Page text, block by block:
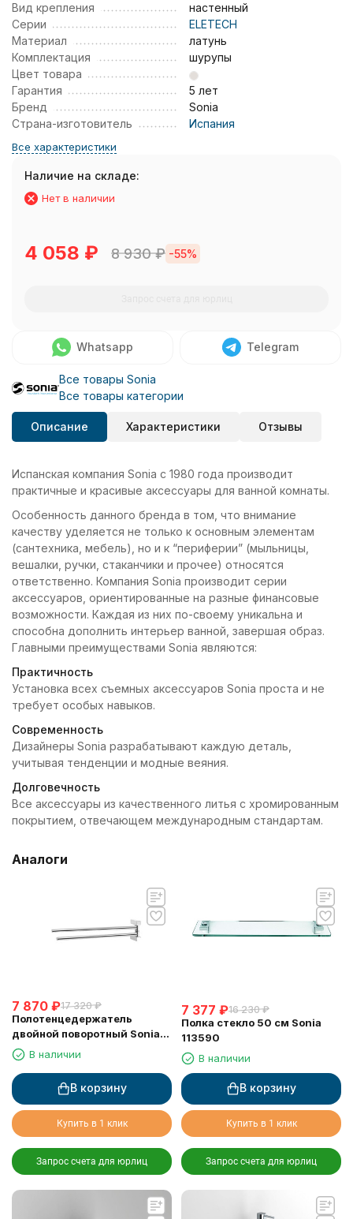
Вид крепления
настенный
Серии
ELETECH
Материал
латунь
Комплектация
шурупы
Цвет товара
Гарантия
5 лет
Бренд
Sonia
Страна-изготовитель
Испания
Все характеристики
Наличие на складе:
Нет в наличии
4 058 ₽ 8 930₽ -55%
Whatsapp Telegram
Все товары Sonia
Все товары категории
Описание Характеристики Отзывы
Испанская компания Sonia с 1980 года производит
практичные и красивые аксессуары для ванной комнаты.
Особенность данного бренда в том, что внимание
качеству уделяется не только к основным элементам
(сантехника, мебель), но и к “периферии” (мыльницы,
вешалки, ручки, стаканчики и прочее) относятся
ответственно. Компания Sonia производит серии
аксессуаров, ориентированные на разные финансовые
возможности. Каждая из них по-своему уникальна и
способна дополнить интерьер ванной, завершая образ.
Главными преимуществами Sonia являются:
Практичность
Установка всех съемных аксессуаров Sonia проста и не
требует особых навыков.
Современность
Дизайнеры Sonia разрабатывают каждую деталь,
учитывая тенденции и модные веяния.
Долговечность
Все аксессуары из качественного литья с хромированным
покрытием, отвечающем международным стандартам.
Аналоги
7 870 ₽17 320 ₽
Полотенцедержатель
двойной поворотный Sonia
168019В наличии
В корзину
Купить в 1 клик
Запрос счета для юрлиц
7 377 ₽16 230 ₽
Полка стекло 50 см Sonia
113590
В наличии
В корзину
Купить в 1 клик
Запрос счета для юрлиц